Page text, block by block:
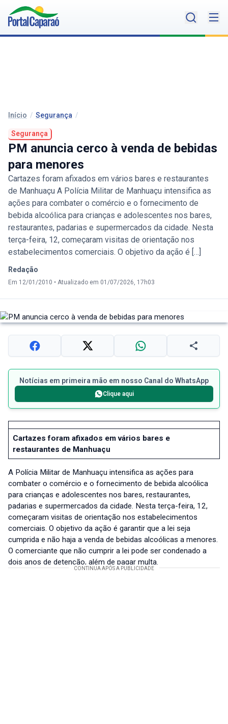
Início / Segurança /
Segurança
PM anuncia cerco à venda de bebidas
para menores
Cartazes foram afixados em vários bares e restaurantes
de Manhuaçu A Polícia Militar de Manhuaçu intensifica as
ações para combater o comércio e o fornecimento de
bebida alcoólica para crianças e adolescentes nos bares,
restaurantes, padarias e supermercados da cidade. Nesta
terça-feira, 12, começaram visitas de orientação nos
estabelecimentos comerciais. O objetivo da ação é […]
Redação
Em 12/01/2010 • Atualizado em 01/07/2026, 17h03
Notícias em primeira mão em nosso Canal do WhatsApp
Clique aqui
Cartazes foram afixados em vários bares e
restaurantes de Manhuaçu
A Polícia Militar de Manhuaçu intensifica as ações para
combater o comércio e o fornecimento de bebida alcoólica
para crianças e adolescentes nos bares, restaurantes,
padarias e supermercados da cidade. Nesta terça-feira, 12,
começaram visitas de orientação nos estabelecimentos
comerciais. O objetivo da ação é garantir que a lei seja
cumprida e não haja a venda de bebidas alcoólicas a menores.
O comerciante que não cumprir a lei pode ser condenado a
dois anos de detenção, além de pagar multa.